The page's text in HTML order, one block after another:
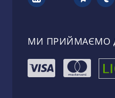
МИ ПРИЙМАЄМО